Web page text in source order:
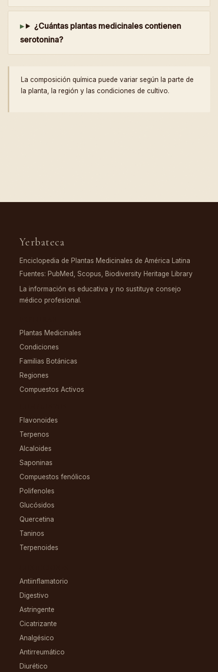
¿Cuántas plantas medicinales contienen
serotonina?
La composición química puede variar según la parte de
la planta, la región y las condiciones de cultivo.
Yerbateca
Enciclopedia de Plantas Medicinales de América Latina
Fuentes: PubMed, Scopus, Biodiversity Heritage Library
La información es educativa y no sustituye consejo
médico profesional.
Plantas Medicinales
Condiciones
Familias Botánicas
Regiones
Compuestos Activos
Flavonoides
Terpenos
Alcaloides
Saponinas
Compuestos fenólicos
Polifenoles
Glucósidos
Quercetina
Taninos
Terpenoides
Antiinflamatorio
Digestivo
Astringente
Cicatrizante
Analgésico
Antirreumático
Diurético